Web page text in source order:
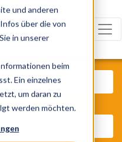
und anderen
über die von
in unserer
beim
Ein einzelnes
um daran zu
werden möchten.
Künstler, Zelte, Bands,
Stadt, PLZ, Ort